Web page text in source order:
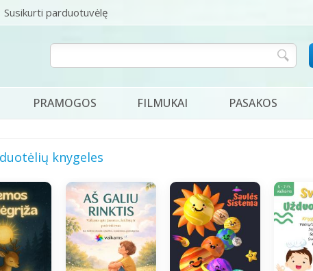
Susikurti parduotuvėlę
PRAMOGOS FILMUKAI PASAKOS
knygeles